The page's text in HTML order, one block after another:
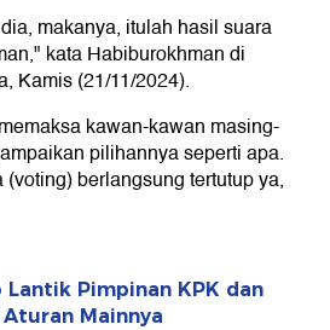
makanya, itulah hasil suara
kata Habiburokhman di
Kamis (21/11/2024).
kawan-kawan masing-
pilihannya seperti apa.
berlangsung tertutup ya,
Lantik Pimpinan KPK dan
Aturan Mainnya